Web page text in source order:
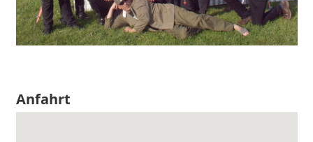
Anfahrt